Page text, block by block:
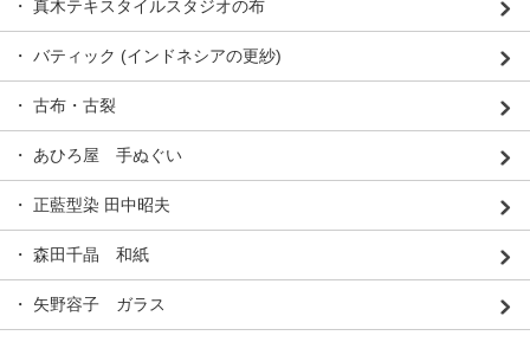
・ 真木テキスタイルスタジオの布
・ バティック (インドネシアの更紗)
・ 古布・古裂
・ あひろ屋 手ぬぐい
・ 正藍型染 田中昭夫
・ 森田千晶 和紙
・ 矢野容子 ガラス